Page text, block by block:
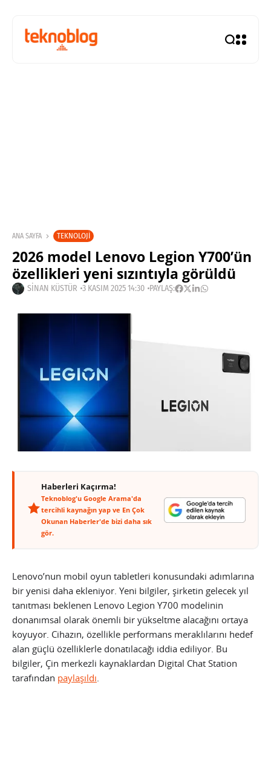
ANA SAYFA TEKNOLOJI
2026 model Lenovo Legion Y700’ün
özellikleri yeni sızıntıyla görüldü
SINAN KÜSTÜR 3 KASIM 2025 14:30 PAYLAŞ:
Haberleri Kaçırma!
Teknoblog'u Google Arama'da
tercihli kaynağın yap ve En Çok
Okunan Haberler'de bizi daha sık
gör.
Lenovo’nun mobil oyun tabletleri konusundaki adımlarına
bir yenisi daha ekleniyor. Yeni bilgiler, şirketin gelecek yıl
tanıtması beklenen Lenovo Legion Y700 modelinin
donanımsal olarak önemli bir yükseltme alacağını ortaya
koyuyor. Cihazın, özellikle performans meraklılarını hedef
alan güçlü özelliklerle donatılacağı iddia ediliyor. Bu
bilgiler, Çin merkezli kaynaklardan Digital Chat Station
tarafından paylaşıldı.